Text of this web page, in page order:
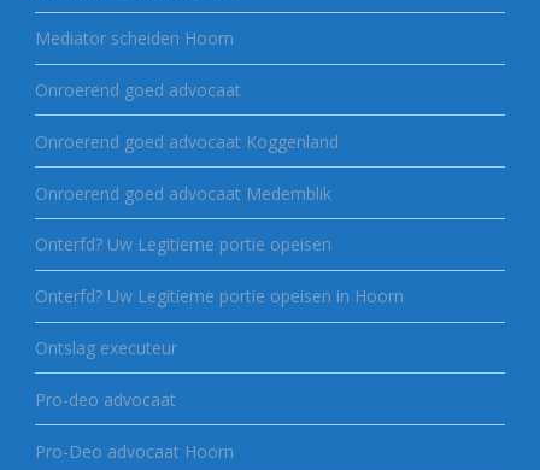
Mediator scheiden Hoorn
Onroerend goed advocaat
Onroerend goed advocaat Koggenland
Onroerend goed advocaat Medemblik
Onterfd? Uw Legitieme portie opeisen
Onterfd? Uw Legitieme portie opeisen in Hoorn
Ontslag executeur
Pro-deo advocaat
Pro-Deo advocaat Hoorn